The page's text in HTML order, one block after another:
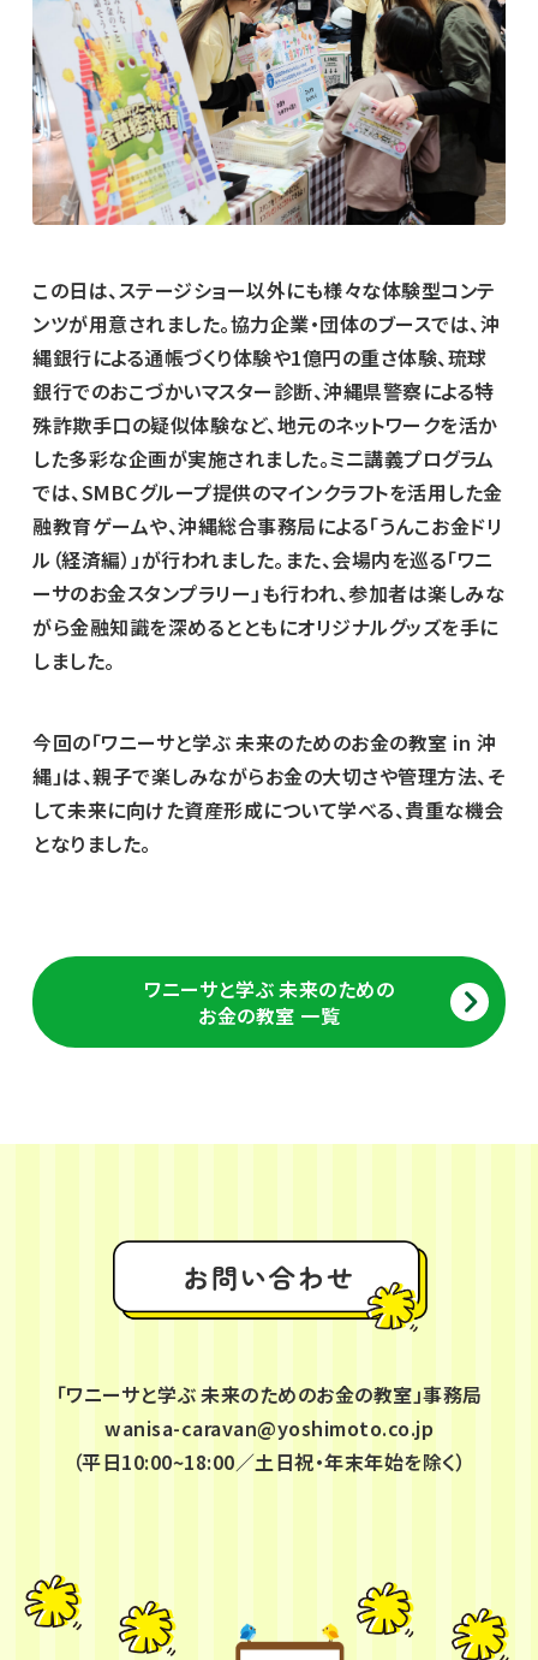
この日は、ステージショー以外にも様々な体験型コンテ
ンツが用意されました。協力企業・団体のブースでは、沖
縄銀行による通帳づくり体験や1億円の重さ体験、琉球
銀行でのおこづかいマスター診断、沖縄県警察による特
殊詐欺手口の疑似体験など、地元のネットワークを活か
した多彩な企画が実施されました。ミニ講義プログラム
では、SMBCグループ提供のマインクラフトを活用した金
融教育ゲームや、沖縄総合事務局による「うんこお金ドリ
ル（経済編）」が行われました。また、会場内を巡る「ワニ
ーサのお金スタンプラリー」も行われ、参加者は楽しみな
がら金融知識を深めるとともにオリジナルグッズを手に
しました。
今回の「ワニーサと学ぶ 未来のためのお金の教室 in 沖
縄」は、親子で楽しみながらお金の大切さや管理方法、そ
して未来に向けた資産形成について学べる、貴重な機会
となりました。
ワニーサと学ぶ 未来のための
お金の教室 一覧
お問い合わせ
「ワニーサと学ぶ 未来のためのお金の教室」事務局
wanisa-caravan@yoshimoto.co.jp
（平日10:00~18:00／土日祝・年末年始を除く）